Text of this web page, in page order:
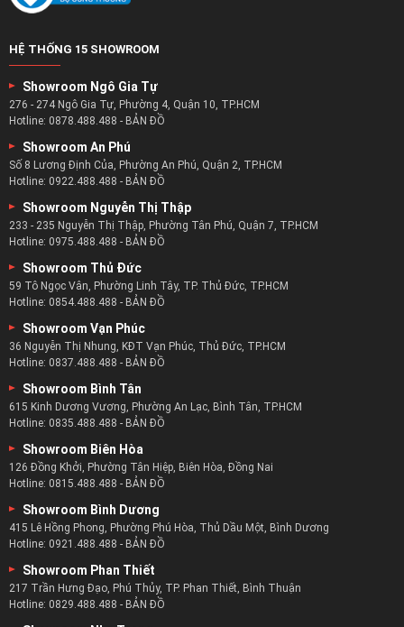
HỆ THỐNG 15 SHOWROOM
276 - 274 Ngô Gia Tự, Phường 4, Quận 10, TP.HCM
Hotline:0878.488.488 - BẢN ĐỒ
Số 8 Lương Định Của, Phường An Phú, Quận 2, TP.HCM
Hotline:0922.488.488-BẢN ĐỒ
233 - 235 Nguyễn Thị Thập, Phường Tân Phú, Quận 7, TP.HCM
Hotline:0975.488.488-BẢN ĐỒ
59 Tô Ngọc Vân, Phường Linh Tây, TP. Thủ Đức, TP.HCM
Hotline:0854.488.488-BẢN ĐỒ
36 Nguyễn Thị Nhung, KĐT Vạn Phúc, Thủ Đức, TP.HCM
Hotline:0837.488.488-BẢN ĐỒ
615 Kinh Dương Vương, Phường An Lạc, Bình Tân, TP.HCM
Hotline:0835.488.488-BẢN ĐỒ
126 Đồng Khởi, Phường Tân Hiệp, Biên Hòa, Đồng Nai
Hotline:0815.488.488-BẢN ĐỒ